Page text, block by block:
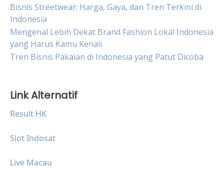
Bisnis Streetwear: Harga, Gaya, dan Tren Terkini di
Indonesia
Mengenal Lebih Dekat Brand Fashion Lokal Indonesia
yang Harus Kamu Kenali
Tren Bisnis Pakaian di Indonesia yang Patut Dicoba
Link Alternatif
Result HK
Slot Indosat
Live Macau